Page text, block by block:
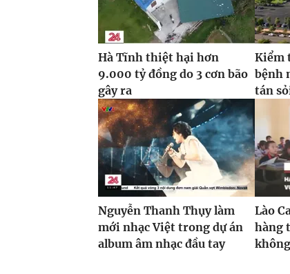
Hà Tĩnh thiệt hại hơn
9.000 tỷ đồng do 3 cơn bão
gây ra
Kiểm
bệnh
tán
Nguyễn Thanh Thụy làm
mới nhạc Việt trong dự án
album âm nhạc đầu tay
Lào
hàng